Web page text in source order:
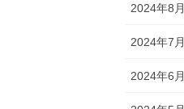
2024年8月
2024年7月
2024年6月